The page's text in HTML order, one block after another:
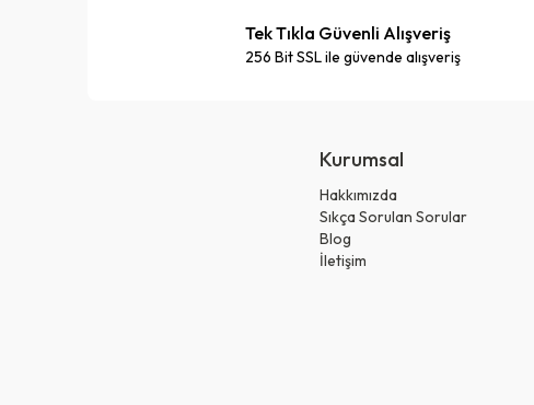
Tek Tıkla Güvenli Alışveriş
256 Bit SSL ile güvende alışveriş
Kurumsal
Hakkımızda
Sıkça Sorulan Sorular
Blog
İletişim